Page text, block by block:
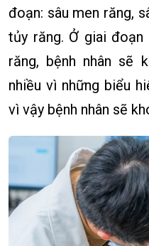
đoạn: sâu men răng,
tủy răng. Ở giai đoạn
răng, bệnh nhân sẽ
nhiều vì những biểu
vì vậy bệnh nhân sẽ